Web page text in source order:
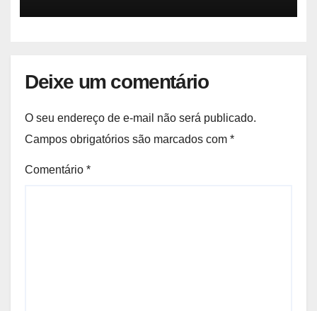
Deixe um comentário
O seu endereço de e-mail não será publicado.
Campos obrigatórios são marcados com *
Comentário *